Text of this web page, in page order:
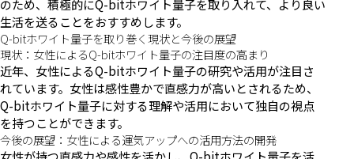
のため、積極的にQ-bitホワイト量子を取り入れて、より良い
生活を送ることをおすすめします。
Q-bitホワイト量子を取り巻く現状と今後の展望
現状：女性によるQ-bitホワイト量子の注目度の高まり
近年、女性によるQ-bitホワイト量子の研究や活用が注目さ
れています。女性は感性豊かで直感力が高いとされるため、
Q-bitホワイト量子に対する理解や活用において独自の視点
を持つことができます。
今後の展望：女性による運気アップへの活用方法の開発